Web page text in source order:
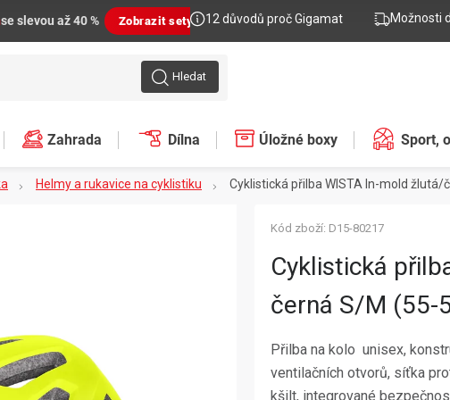
se slevou až 40 % Zobrazit sety 12 důvodů proč Gigamat Možnosti
Hledat
Zahrada Dílna Úložné boxy Sport,
Helmy a rukavice na cyklistiku Cyklistická přilba WISTA In-mold
Cyklistická
černá S/M (55-
Přilba na kolo  unisex,
ventilačních otvorů, síťka
kšilt, integrované
Kód zboží: D15-80217